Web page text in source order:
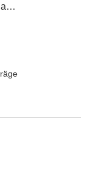
a…